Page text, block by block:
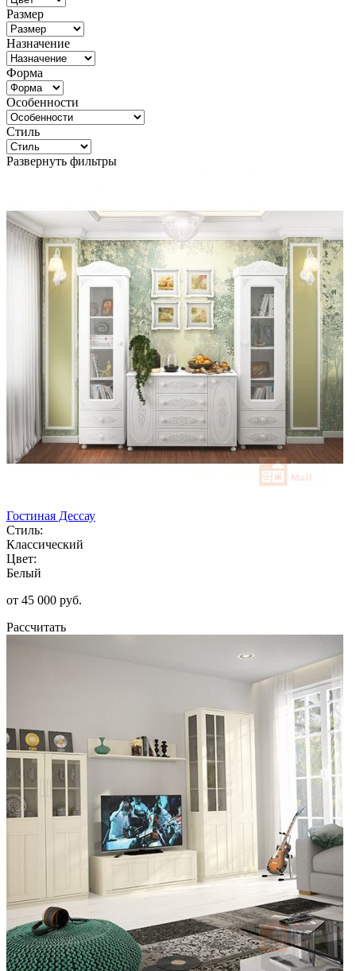
Размер
Назначение
Форма
Особенности
Стиль
Развернуть фильтры
Гостиная Дессау
Стиль:
Классический
Цвет:
Белый
от 45 000 руб.
Рассчитать